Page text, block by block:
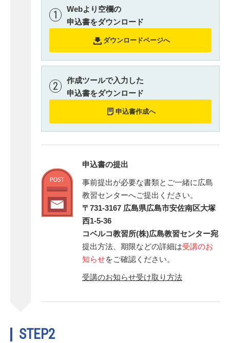
1
Webより空欄の
申込書をダウンロード
ダウンロードページへ
2
作成ツールで入力した
申込書をダウンロード
申込書作成へ
申込書の提出
事前提出が必要な書類とご一緒に広島
教習センターへご提出ください。
〒731-3167 広島県広島市安佐南区大塚
西1-5-36
コベルコ教習所(株)広島教習センター宛
提出方法、期限などの詳細は受講のお
知らせをご確認ください。
受講のお知らせ受け取り方法
STEP2